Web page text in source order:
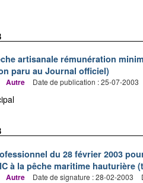
artisanale rémunération
paru au Journal officiel)
Autre Date de publication : 25-07-2003
du 28 février 2003
à la pêche maritime hauturière
Autre Date de signature : 28-02-2003